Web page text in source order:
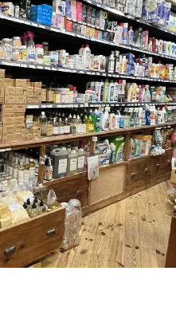
PRODUITS D’ENTRETIEN